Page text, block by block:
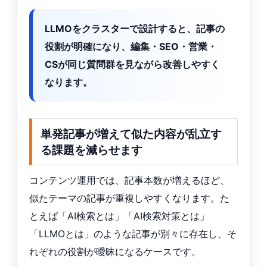
LLMOをクラスターで設計すると、記事の
役割が明確になり、編集・SEO・営業・
CSが同じ質問群を見ながら改善しやすく
なります。
単発記事が増えて似た内容が乱立す
る課題を減らせます
コンテンツ運用では、記事本数が増えるほど、
似たテーマの記事が重複しやすくなります。た
とえば「AI検索とは」「AI検索対策とは」
「LLMOとは」のような記事が別々に存在し、そ
れぞれの役割が曖昧になるケースです。